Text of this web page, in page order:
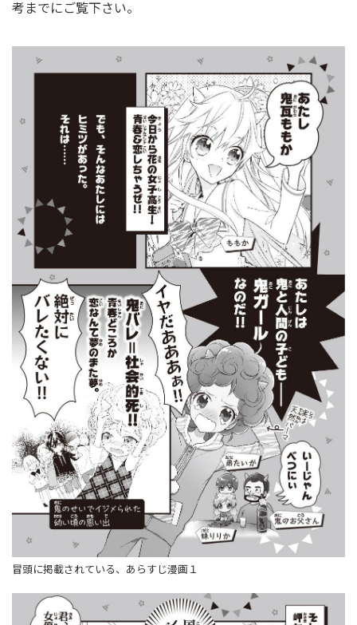
考までにご覧下さい。
冒頭に掲載されている、あらすじ漫画１